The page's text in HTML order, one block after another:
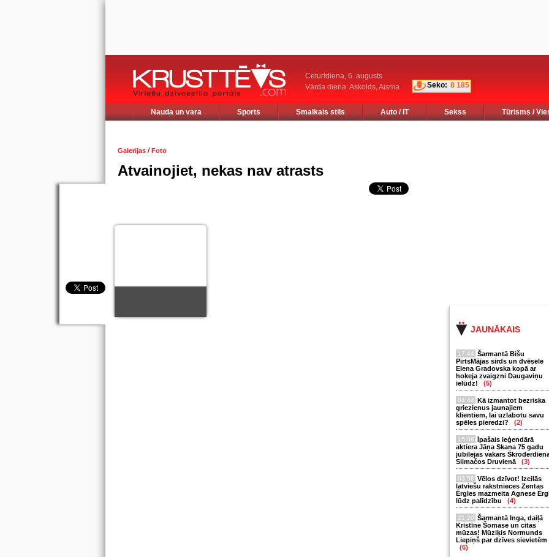
Ceturtdiena, 6. augusts
Vārda diena: Askolds, Aisma
Seko: 8 185
Nauda un vara Sports Smalkais stils Auto / IT Sekss Tūrisms /
JAUNĀKAIS
17:44 Šarmantā Bišu
PirtsMājas sirds un dvēsele
Elena Gradovska kopā ar
hokeja zvaigzni Daugaviņu
ielūdz!
(5)
04:44 Kā izmantot bezriska
griezienus jaunajiem
klientiem, lai uzlabotu savu
spēles pieredzi?
(2)
15:08 Īpašais leģendārā
aktiera Jāņa Skaņa 75 gadu
jubilejas vakars
Silmačos Druvienā
(3)
03:58 Vēlos dzīvot! Izcilās
latviešu rakstnieces Zentas
Ērgles mazmeita Agnese
lūdz palīdzību
(4)
21:20 Šarmantā Inga, daiļā
Kristīne Šomase un citas
mūzas! Mūziķis Normunds
Liepiņš par dzīves sievietēm
(6)
Galerijas /Foto
Atvainojiet, nekas nav atrasts